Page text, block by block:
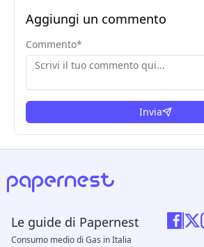
Aggiungi un commento
Commento*
Invia
Le guide di Papernest
Consumo medio di Gas in Italia